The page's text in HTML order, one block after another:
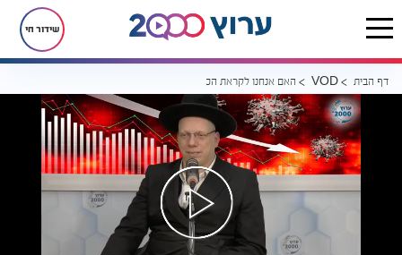
שידור חי
דף הבית VOD האם אנחנו לקראת הסוף?